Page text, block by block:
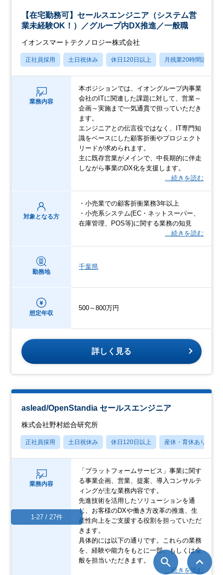
【在宅勤務可】セールスエンジニア（システム営
業未経験OK！）／グループ内DX推進／一般職
イオンスマートテクノロジー株式会社
正社員採用 土日祝休み 休日120日以上 月残業20時間以内
業務内容
本ポジションでは、イオングループ内事業
会社のITに関連した課題に対して、営業～
企画～実施まで一気通貫で担っていただき
ます。
エンジニアとの伝言役ではなく、IT専門知
識をベースにした顧客折衝やプロジェクト
リードが求められます。
主に既存営業がメインで、中長期的に伴走
しながら事業のDX化を支援します。
…続きを読む
対象となる方
・小売業での顧客折衝業務3年以上
・小売系システム(EC・ネットスーパー、
在庫管理、POS等)に関する業務の知見
…続きを読む
勤務地
千葉県
想定年収
500～800万円
詳しく見る
aslead/OpenStandia セールスエンジニア
株式会社野村総合研究所
正社員採用 土日祝休み 休日120日以上 産休・育休あり
業務内容
「プラットフォームサービス」事業に関す
る事業企画、営業、提案、導入コンサルテ
ィングが主な業務内容です。
先進技術を活用したソリューションを通
じ、お客様のDXや働き方改革の推進、生
産性向上をご支援する役割を担っていただ
きます。
具体的には以下の通りです。これらの業務
を、経験や能力をもとに一部、もしくは全
般を担当いただきます。
…続きを読む
1-27 / 27件